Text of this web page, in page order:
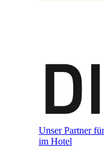
Unser Partner
im Hotel